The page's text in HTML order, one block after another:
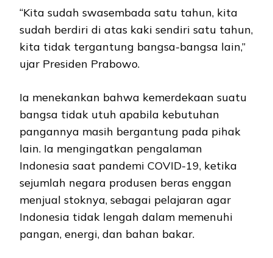
“Kita sudah swasembada satu tahun, kita
sudah berdiri di atas kaki sendiri satu tahun,
kita tidak tergantung bangsa-bangsa lain,”
ujar Presiden Prabowo.
Ia menekankan bahwa kemerdekaan suatu
bangsa tidak utuh apabila kebutuhan
pangannya masih bergantung pada pihak
lain. Ia mengingatkan pengalaman
Indonesia saat pandemi COVID-19, ketika
sejumlah negara produsen beras enggan
menjual stoknya, sebagai pelajaran agar
Indonesia tidak lengah dalam memenuhi
pangan, energi, dan bahan bakar.